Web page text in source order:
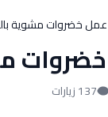
خضروات مشوية
137 زيارات